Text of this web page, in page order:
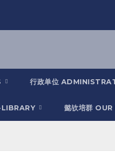
行政单位
LIBRARY 懿欤培群